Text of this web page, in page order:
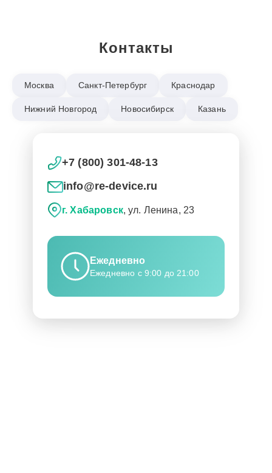
Контакты
Москва Санкт-Петербург Краснодар
Нижний Новгород Новосибирск Казань
+7 (800) 301-48-13
info@re-device.ru
г. Хабаровск, ул. Ленина, 23
Ежедневно
Ежедневно с 9:00 до 21:00